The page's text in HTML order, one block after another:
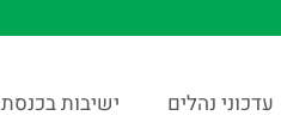
עדכוני נהלים ישיבות בכנסת